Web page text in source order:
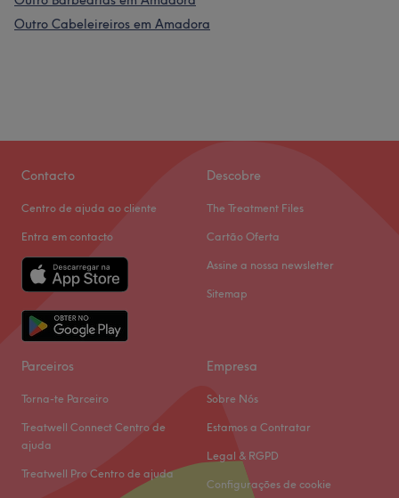
Outro Cabeleireiros em Amadora
Contacto
Centro de ajuda ao cliente
Entra em contacto
Descobre
The Treatment Files
Cartão Oferta
Assine a nossa newsletter
Sitemap
Parceiros
Torna-te Parceiro
Treatwell Connect Centro de
ajuda
Treatwell Pro Centro de ajuda
Empresa
Sobre Nós
Estamos a Contratar
Legal & RGPD
Configurações de cookie